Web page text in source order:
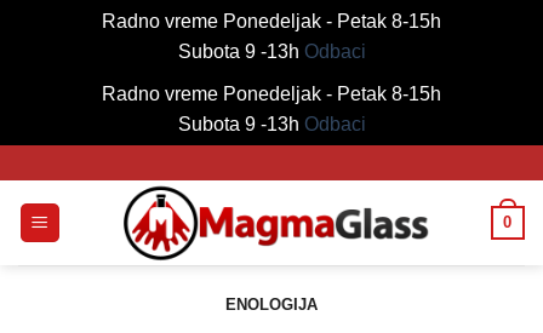
Radno vreme Ponedeljak - Petak 8-15h
Subota 9 -13h Odbaci
Radno vreme Ponedeljak - Petak 8-15h
Subota 9 -13h Odbaci
content
0
ENOLOGIJA